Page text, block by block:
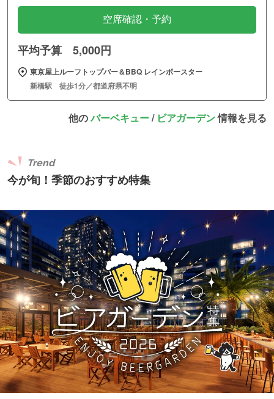
空席確認・予約
平均予算 5,000円
東京屋上ルーフトップバー＆BBQ レインボースター
新橋駅 徒歩1分／都道府県不明
他のバーベキュー/ ビアガーデン情報を見る
今が旬！季節のおすすめ特集
Trend